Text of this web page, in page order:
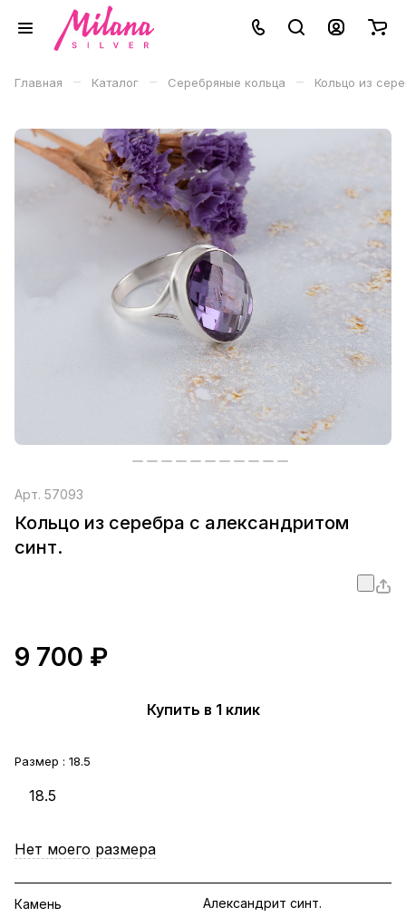
Главная – Каталог – Серебряные кольца – Кольцо из
Арт. 57093
Кольцо из серебра с александритом
синт.
9 700 ₽
Купить в 1 клик
Размер : 18.5
18.5
Нет моего размера
Камень Александрит синт.